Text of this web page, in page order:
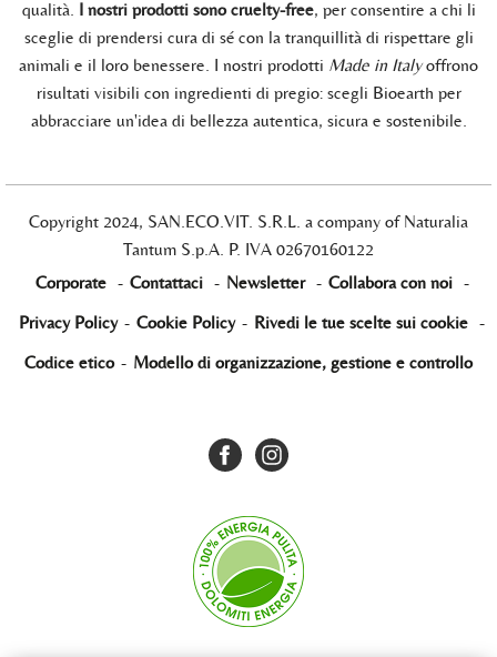
qualità. I nostri prodotti sono cruelty-free, per consentire a chi li
sceglie di prendersi cura di sé con la tranquillità di rispettare gli
animali e il loro benessere. I nostri prodotti Made in Italyoffrono
risultati visibili con ingredienti di pregio: scegli Bioearth per
abbracciare un'idea di bellezza autentica, sicura e sostenibile.
Copyright 2024, SAN.ECO.VIT. S.R.L. a company of Naturalia
Tantum S.p.A. P. IVA 02670160122
Corporate - Contattaci - Newsletter - Collabora con noi -
Privacy Policy - Cookie Policy - Rivedi le tue scelte sui cookie -
Codice etico - Modello di organizzazione, gestione e controllo